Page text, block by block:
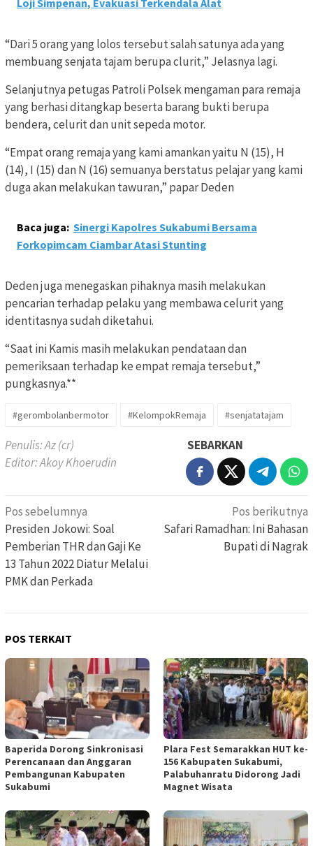
“Dari 5 orang yang lolos tersebut salah satunya ada yang
membuang senjata tajam berupa clurit,” Jelasnya lagi.
Selanjutnya petugas Patroli Polsek mengaman para remaja
yang berhasi ditangkap beserta barang bukti berupa
bendera, celurit dan unit sepeda motor.
“Empat orang remaja yang kami amankan yaitu N (15), H
(14), I (15) dan N (16) semuanya berstatus pelajar yang kami
duga akan melakukan tawuran,” papar Deden
Baca juga: Sinergi Kapolres Sukabumi Bersama
Forkopimcam Ciambar Atasi Stunting
Deden juga menegaskan pihaknya masih melakukan
pencarian terhadap pelaku yang membawa celurit yang
identitasnya sudah diketahui.
“Saat ini Kamis masih melakukan pendataan dan
pemeriksaan terhadap ke empat remaja tersebut,”
pungkasnya.**
#gerombolanbermotor #KelompokRemaja #senjatatajam
Penulis: Az (cr)
Editor: Akoy Khoerudin
SEBARKAN
Navigasi
pos
Pos sebelumnya
Presiden Jokowi: Soal
Pemberian THR dan Gaji Ke
13 Tahun 2022 Diatur Melalui
PMK dan Perkada
Pos berikutnya
Safari Ramadhan: Ini Bahasan
Bupati di Nagrak
POS TERKAIT
Baperida Dorong Sinkronisasi
Perencanaan dan Anggaran
Pembangunan Kabupaten
Sukabumi
Plara Fest Semarakkan HUT ke-
156 Kabupaten Sukabumi,
Palabuhanratu Didorong Jadi
Magnet Wisata